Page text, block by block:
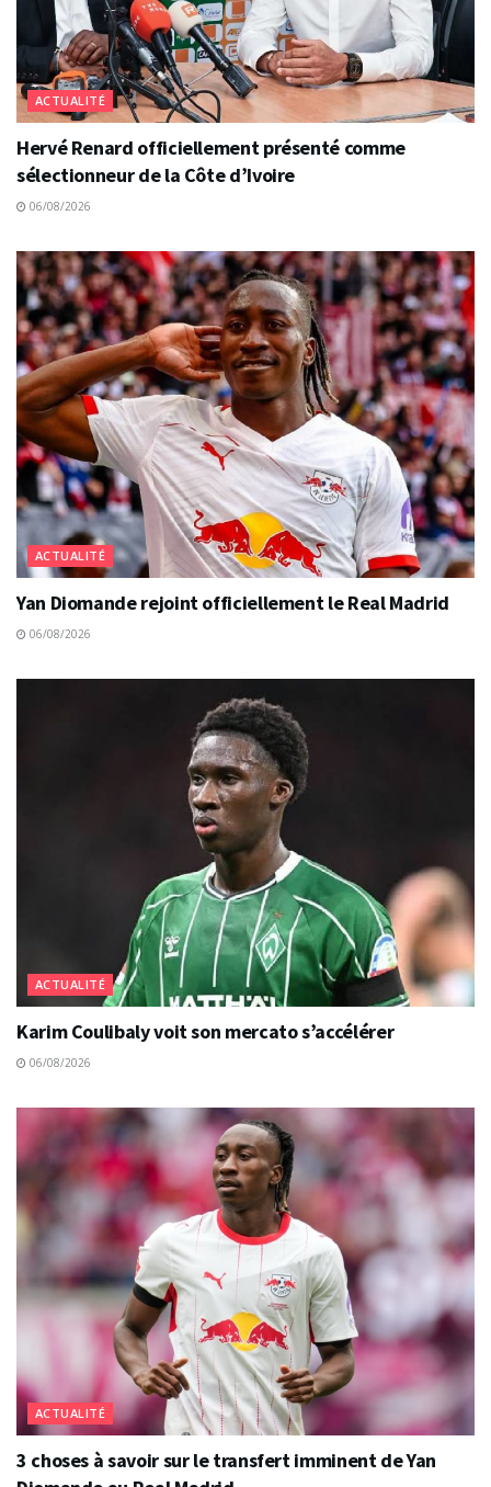
ACTUALITÉ
Hervé Renard officiellement présenté comme
sélectionneur de la Côte d’Ivoire
06/08/2026
ACTUALITÉ
Yan Diomande rejoint officiellement le Real Madrid
06/08/2026
ACTUALITÉ
Karim Coulibaly voit son mercato s’accélérer
06/08/2026
ACTUALITÉ
3 choses à savoir sur le transfert imminent de Yan